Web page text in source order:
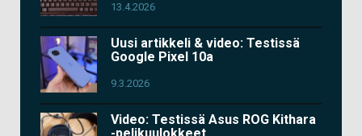
13.4.2026
Uusi artikkeli & video: Testissä
Google Pixel 10a
9.3.2026
Video: Testissä Asus ROG Kithara
-pelikuulokkeet